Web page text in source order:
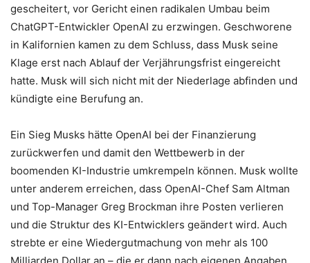
gescheitert, vor Gericht einen radikalen Umbau beim
ChatGPT-Entwickler OpenAI zu erzwingen. Geschworene
in Kalifornien kamen zu dem Schluss, dass Musk seine
Klage erst nach Ablauf der Verjährungsfrist eingereicht
hatte. Musk will sich nicht mit der Niederlage abfinden und
kündigte eine Berufung an.
Ein Sieg Musks hätte OpenAI bei der Finanzierung
zurückwerfen und damit den Wettbewerb in der
boomenden KI-Industrie umkrempeln können. Musk wollte
unter anderem erreichen, dass OpenAI-Chef Sam Altman
und Top-Manager Greg Brockman ihre Posten verlieren
und die Struktur des KI-Entwicklers geändert wird. Auch
strebte er eine Wiedergutmachung von mehr als 100